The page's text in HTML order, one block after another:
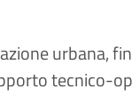
urbana,
tecnico-